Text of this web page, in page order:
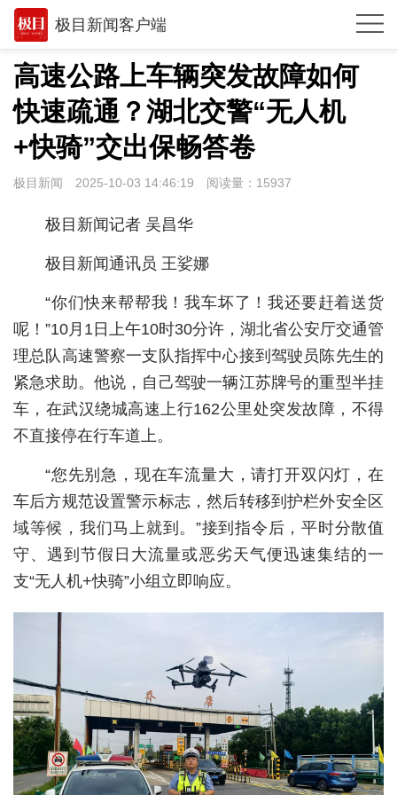
极目新闻客户端
推荐
观点
时政
湖北
专题
极客圈
经济
城建
科教
健康
悠游
相亲
汽车
消费
创意
文化
高速公路上车辆突发故障如何
快速疏通？湖北交警“无人机
+快骑”交出保畅答卷
极目新闻 2025-10-03 14:46:19 阅读量： 15937
极目新闻记者 吴昌华
极目新闻通讯员 王娑娜
“你们快来帮帮我！我车坏了！我还要赶着送货
呢！”10月1日上午10时30分许，湖北省公安厅交通管
理总队高速警察一支队指挥中心接到驾驶员陈先生的
紧急求助。他说，自己驾驶一辆江苏牌号的重型半挂
车，在武汉绕城高速上行162公里处突发故障，不得
不直接停在行车道上。
“您先别急，现在车流量大，请打开双闪灯，在
车后方规范设置警示标志，然后转移到护栏外安全区
域等候，我们马上就到。”接到指令后，平时分散值
守、遇到节假日大流量或恶劣天气便迅速集结的一
支“无人机+快骑”小组立即响应。